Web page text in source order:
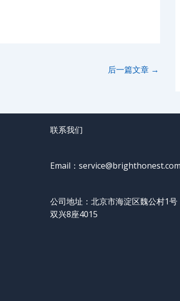
后一篇文章 →
联系我们
Email：service@brighthonest.com
公司地址：北京市海淀区魏公村1号
双兴8座4015